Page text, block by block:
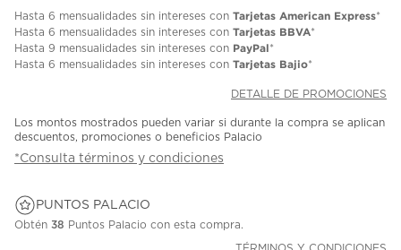
Hasta 6 mensualidades sin intereses con Tarjetas American Express*
Hasta 6 mensualidades sin intereses con Tarjetas BBVA*
Hasta 9 mensualidades sin intereses con PayPal*
Hasta 6 mensualidades sin intereses con Tarjetas Bajio*
DETALLE DE PROMOCIONES
Los montos mostrados pueden variar si durante la compra se aplican
descuentos, promociones o beneficios Palacio
*Consulta términos y condiciones
PUNTOS PALACIO
Obtén 38 Puntos Palacio con esta compra.